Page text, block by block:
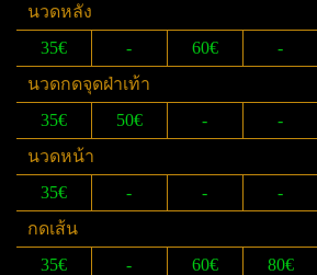
นวดหลัง
35€
- 60€ -
นวดกดจุดฝ่าเท้า
35€
50€ - -
นวดหน้า
35€
- - -
กดเส้น
35€
- 60€ 80€